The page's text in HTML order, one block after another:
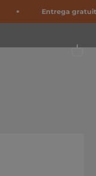
Entrega gratuita en
Abrir